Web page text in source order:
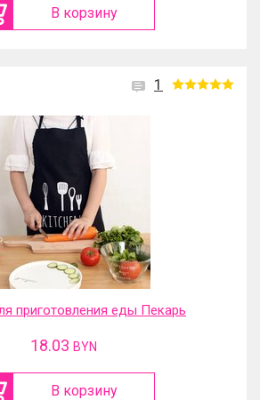
В корзину
1
приготовления еды Пекарь
18.03 BYN
В корзину